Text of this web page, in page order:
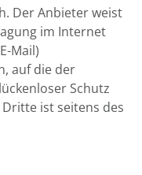
Der Anbieter weist
im Internet
Mail)
auf die der
Schutz
ist seitens des